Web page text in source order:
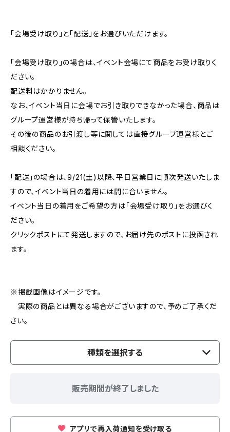
「会場受け取り」と「配送」をお選びいただけます。
「会場受け取り」の場合は、イベント会場にて商品をお受け取りく
ださい。
配送料はかかりません。
なお、イベント当日に会場でお引き取りできなかった場合、商品は
グループ運営様が持ち帰って保管いたします。
その後の商品のお引渡し等に関しては直接グループ運営様とご
相談ください。
「配送」の場合は、9/21(土)以降、平日営業日に順次発送いたしま
すので、イベント当日の着用には間に合いません。
イベント当日の着用をご希望の方は「会場受け取り」をお選びく
ださい。
クリックポストにて発送しますので、お届け先のポストに投函され
ます。
※掲載画像はイメージです。
実際の商品とは異なる場合がございますので、予めご了承くだ
さい。
種類を選択する
販売期間が終了しました
アプリで再入荷通知を受け取る